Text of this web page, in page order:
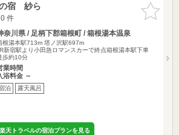
お気に入
りに追加
宿 紗ら
件
奈川県 / 足柄下郡箱根町 / 箱根湯本温泉
根湯本駅713m 塔ノ沢駅697m
新宿駅より小田急ロマンスカーで終点箱根湯本駅下車
歩約10分
業時間
浴料金 ～
泊 露天風呂
楽天トラベルの宿泊プランを見る